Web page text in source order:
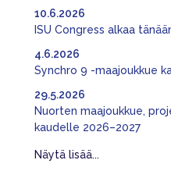
ISU Congress alkaa
10.6.2026
Synchro 9 -maajoukkue
4.6.2026
Nuorten maajoukkue,
kaudelle 2026–2027
29.5.2026
Näytä lisää...